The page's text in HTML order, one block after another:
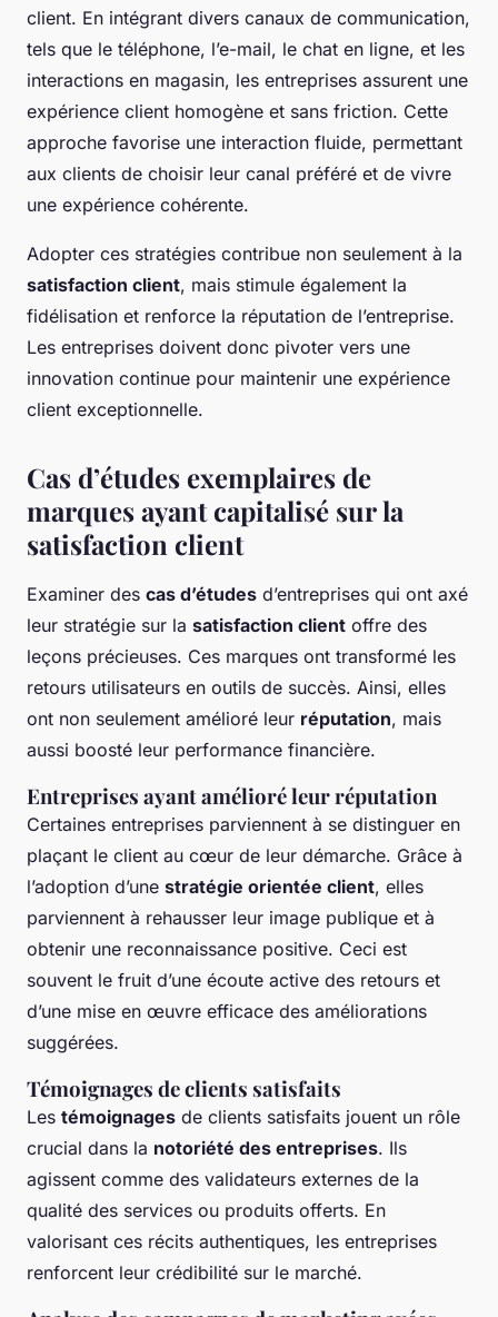
client. En intégrant divers canaux de communication,
tels que le téléphone, l’e-mail, le chat en ligne, et les
interactions en magasin, les entreprises assurent une
expérience client homogène et sans friction. Cette
approche favorise une interaction fluide, permettant
aux clients de choisir leur canal préféré et de vivre
une expérience cohérente.
Adopter ces stratégies contribue non seulement à la
satisfaction client, mais stimule également la
fidélisation et renforce la réputation de l’entreprise.
Les entreprises doivent donc pivoter vers une
innovation continue pour maintenir une expérience
client exceptionnelle.
Cas d’études exemplaires de
marques ayant capitalisé sur la
satisfaction client
Examiner des cas d’études d’entreprises qui ont axé
leur stratégie sur la satisfaction client offre des
leçons précieuses. Ces marques ont transformé les
retours utilisateurs en outils de succès. Ainsi, elles
ont non seulement amélioré leur réputation, mais
aussi boosté leur performance financière.
Entreprises ayant amélioré leur réputation
Certaines entreprises parviennent à se distinguer en
plaçant le client au cœur de leur démarche. Grâce à
l’adoption d’une stratégie orientée client, elles
parviennent à rehausser leur image publique et à
obtenir une reconnaissance positive. Ceci est
souvent le fruit d’une écoute active des retours et
d’une mise en œuvre efficace des améliorations
suggérées.
Témoignages de clients satisfaits
Les témoignages de clients satisfaits jouent un rôle
crucial dans la notoriété des entreprises. Ils
agissent comme des validateurs externes de la
qualité des services ou produits offerts. En
valorisant ces récits authentiques, les entreprises
renforcent leur crédibilité sur le marché.